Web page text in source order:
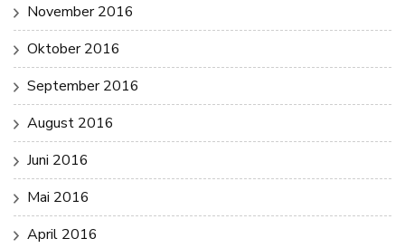
November 2016
Oktober 2016
September 2016
August 2016
Juni 2016
Mai 2016
April 2016